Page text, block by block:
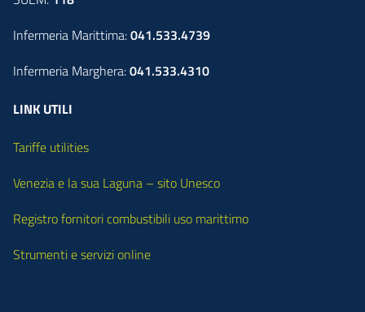
Infermeria Marittima:041.533.4739
Infermeria Marghera:041.533.4310
LINK UTILI
Tariffe utilities
Venezia e la sua Laguna – sito Unesco
Registro fornitori combustibili uso marittimo
Strumenti e servizi online